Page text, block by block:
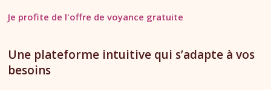
Je profite de l'offre de voyance gratuite
Une plateforme intuitive qui s’adapte à vos
besoins